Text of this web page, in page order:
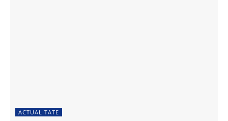
ACTUALITATE